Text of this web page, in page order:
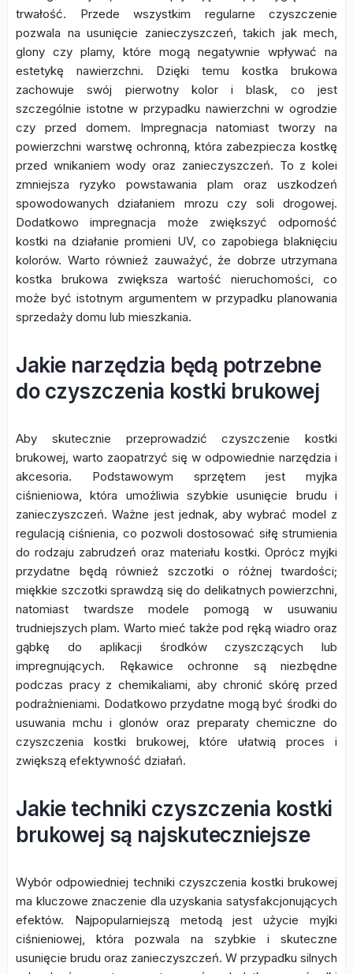
trwałość. Przede wszystkim regularne czyszczenie
pozwala na usunięcie zanieczyszczeń, takich jak mech,
glony czy plamy, które mogą negatywnie wpływać na
estetykę nawierzchni. Dzięki temu kostka brukowa
zachowuje swój pierwotny kolor i blask, co jest
szczególnie istotne w przypadku nawierzchni w ogrodzie
czy przed domem. Impregnacja natomiast tworzy na
powierzchni warstwę ochronną, która zabezpiecza kostkę
przed wnikaniem wody oraz zanieczyszczeń. To z kolei
zmniejsza ryzyko powstawania plam oraz uszkodzeń
spowodowanych działaniem mrozu czy soli drogowej.
Dodatkowo impregnacja może zwiększyć odporność
kostki na działanie promieni UV, co zapobiega blaknięciu
kolorów. Warto również zauważyć, że dobrze utrzymana
kostka brukowa zwiększa wartość nieruchomości, co
może być istotnym argumentem w przypadku planowania
sprzedaży domu lub mieszkania.
Jakie narzędzia będą potrzebne
do czyszczenia kostki brukowej
Aby skutecznie przeprowadzić czyszczenie kostki
brukowej, warto zaopatrzyć się w odpowiednie narzędzia i
akcesoria. Podstawowym sprzętem jest myjka
ciśnieniowa, która umożliwia szybkie usunięcie brudu i
zanieczyszczeń. Ważne jest jednak, aby wybrać model z
regulacją ciśnienia, co pozwoli dostosować siłę strumienia
do rodzaju zabrudzeń oraz materiału kostki. Oprócz myjki
przydatne będą również szczotki o różnej twardości;
miękkie szczotki sprawdzą się do delikatnych powierzchni,
natomiast twardsze modele pomogą w usuwaniu
trudniejszych plam. Warto mieć także pod ręką wiadro oraz
gąbkę do aplikacji środków czyszczących lub
impregnujących. Rękawice ochronne są niezbędne
podczas pracy z chemikaliami, aby chronić skórę przed
podrażnieniami. Dodatkowo przydatne mogą być środki do
usuwania mchu i glonów oraz preparaty chemiczne do
czyszczenia kostki brukowej, które ułatwią proces i
zwiększą efektywność działań.
Jakie techniki czyszczenia kostki
brukowej są najskuteczniejsze
Wybór odpowiedniej techniki czyszczenia kostki brukowej
ma kluczowe znaczenie dla uzyskania satysfakcjonujących
efektów. Najpopularniejszą metodą jest użycie myjki
ciśnieniowej, która pozwala na szybkie i skuteczne
usunięcie brudu oraz zanieczyszczeń. W przypadku silnych